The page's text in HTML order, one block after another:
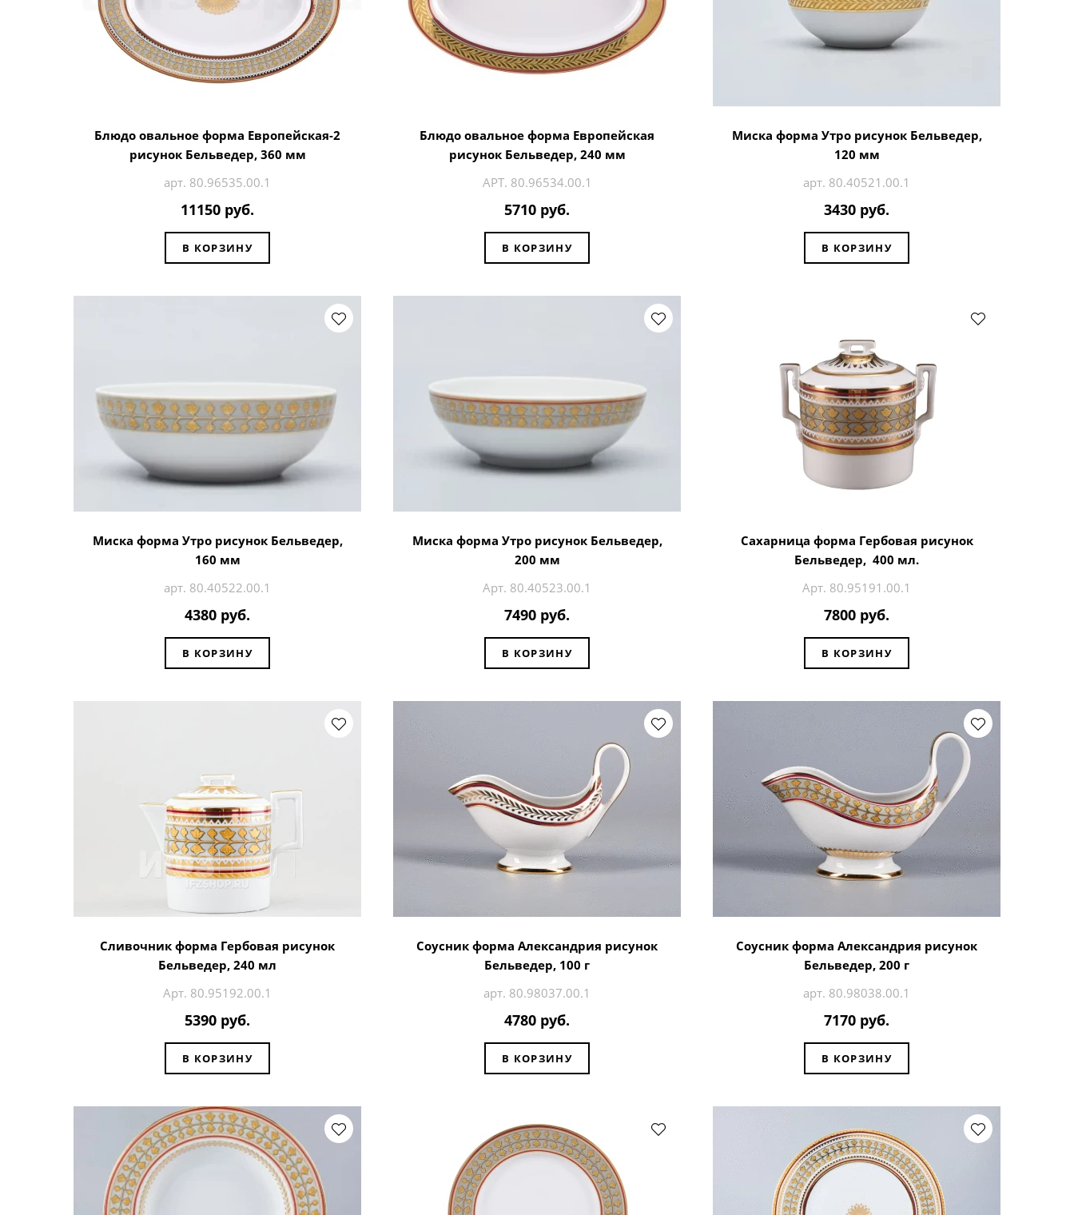
Блюдо овальное форма Европейская-2
рисунок Бельведер, 360 мм
арт. 80.96535.00.1
11150 руб.
В КОРЗИНУ
Блюдо овальное форма Европейская
рисунок Бельведер, 240 мм
АРТ. 80.96534.00.1
5710 руб.
В КОРЗИНУ
Миска форма Утро рисунок Бельведер,
120 мм
арт. 80.40521.00.1
3430 руб.
В КОРЗИНУ
Миска форма Утро рисунок Бельведер,
160 мм
арт. 80.40522.00.1
4380 руб.
В КОРЗИНУ
Миска форма Утро рисунок Бельведер,
200 мм
Арт. 80.40523.00.1
7490 руб.
В КОРЗИНУ
Сахарница форма Гербовая рисунок
Бельведер, 400 мл.
Арт. 80.95191.00.1
7800 руб.
В КОРЗИНУ
Сливочник форма Гербовая рисунок
Бельведер, 240 мл
Арт. 80.95192.00.1
5390 руб.
В КОРЗИНУ
Соусник форма Александрия рисунок
Бельведер, 100 г
арт. 80.98037.00.1
4780 руб.
В КОРЗИНУ
Соусник форма Александрия рисунок
Бельведер, 200 г
арт. 80.98038.00.1
7170 руб.
В КОРЗИНУ